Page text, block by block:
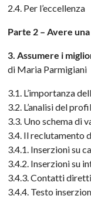
2.4. Per l’eccellenza
Parte 2 – Avere
3. Assumere i
di Maria Parmigiani
3.1. L’importanza
3.2. L’analisi del
3.3. Uno schema di
3.4. Il reclutamento
3.4.1. Inserzioni su
3.4.2. Inserzioni su
3.4.3. Contatti diretti
3.4.4. Testo